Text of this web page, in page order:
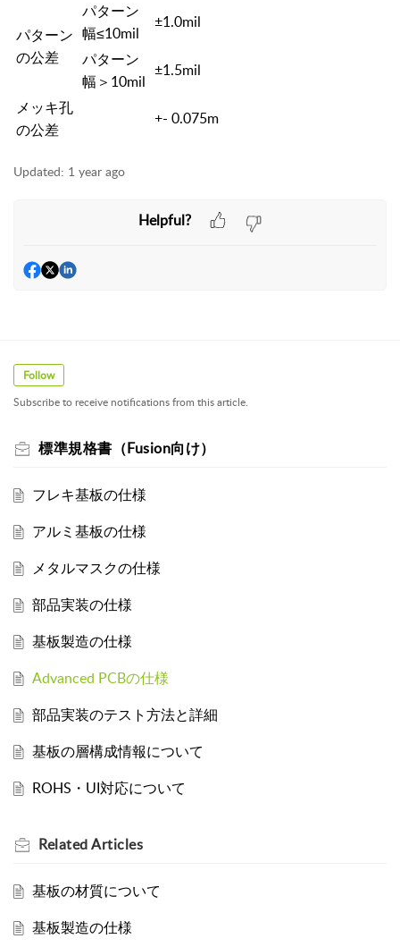
パターン
の公差
パターン
幅≤10mil
±1.0mil
パターン
幅＞10mil
±1.5mil
メッキ孔
の公差
+- 0.075m
Updated: 1 year ago
Helpful?
Follow
Subscribe to receive notifications from this article.
標準規格書（Fusion向け）
フレキ基板の仕様
アルミ基板の仕様
メタルマスクの仕様
部品実装の仕様
基板製造の仕様
Advanced PCBの仕様
部品実装のテスト方法と詳細
基板の層構成情報について
ROHS・UI対応について
RelatedArticles
基板の材質について
基板製造の仕様